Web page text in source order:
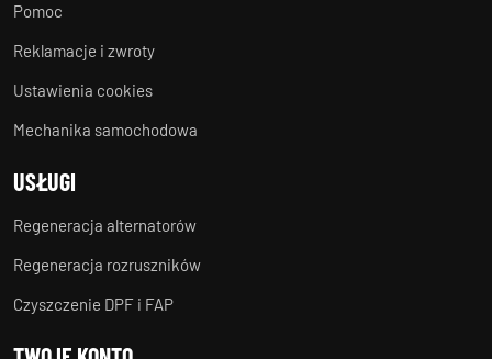
Pomoc
Reklamacje i zwroty
Ustawienia cookies
Mechanika samochodowa
USŁUGI
Regeneracja alternatorów
Regeneracja rozruszników
Czyszczenie DPF i FAP